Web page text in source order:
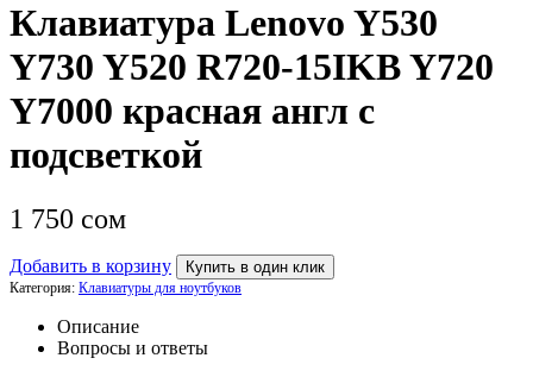
Клавиатура Lenovo Y530
Y730 Y520 R720-15IKB Y720
Y7000 красная англ с
подсветкой
1 750 сом
Добавить в корзину Купить в один клик
Категория: Клавиатуры для ноутбуков
Описание
Вопросы и ответы